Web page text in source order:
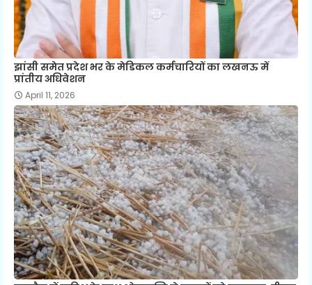
झांसी समेत प्रदेश भर के मेडिकल कर्मचारियों का लखनऊ में
प्रांतीय अधिवेशन
April 11, 2026